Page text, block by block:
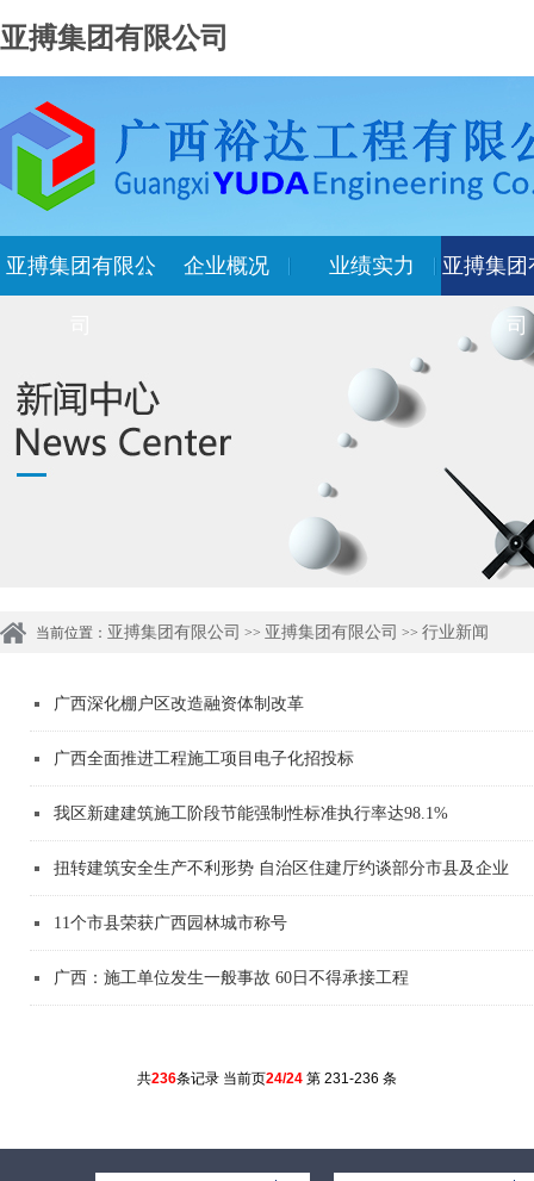
亚搏集团有限公司
亚搏集团有限公 企业概况 业绩实力 亚搏集团
司
当前位置： 亚搏集团有限公司 >> 亚搏集团有限公司 >> 行业新闻
广西深化棚户区改造融资体制改革
广西全面推进工程施工项目电子化招投标
我区新建建筑施工阶段节能强制性标准执行率达98.1%
扭转建筑安全生产不利形势 自治区住建厅约谈部分市县及企业
11个市县荣获广西园林城市称号
广西：施工单位发生一般事故 60日不得承接工程
共236条记录 当前页24/24第 231-236 条